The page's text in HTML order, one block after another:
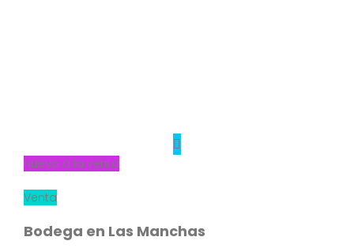
Nuevo a la venta
Venta
Bodega en Las Manchas